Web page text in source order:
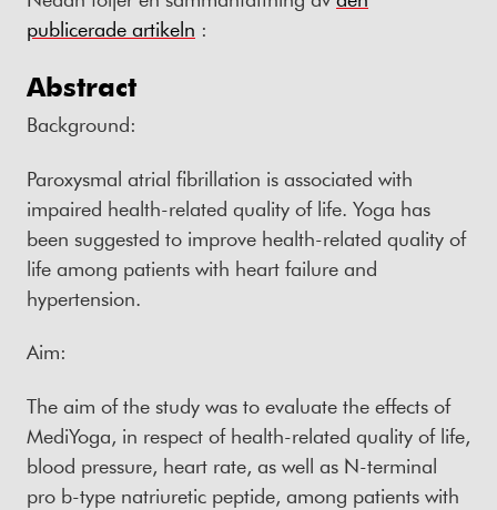
publicerade artikeln :
Abstract
Background:
Paroxysmal atrial fibrillation is associated with
impaired health-related quality of life. Yoga has
been suggested to improve health-related quality of
life among patients with heart failure and
hypertension.
Aim:
The aim of the study was to evaluate the effects of
MediYoga, in respect of health-related quality of life,
blood pressure, heart rate, as well as N-terminal
pro b-type natriuretic peptide, among patients with